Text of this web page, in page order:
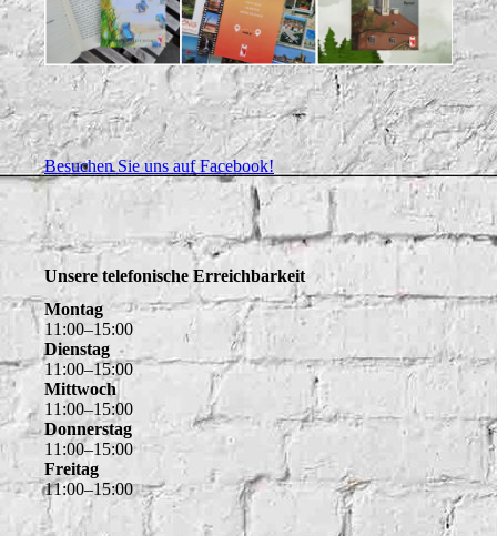
Besuchen Sie uns auf Facebook!
Unsere telefonische Erreichbarkeit
Montag
11 :00–15:00
Dienstag
11:00–15:00
Mittwoch
11 :00–15:00
Donnerstag
11 :00–15:00
Freitag
11:00–15:00